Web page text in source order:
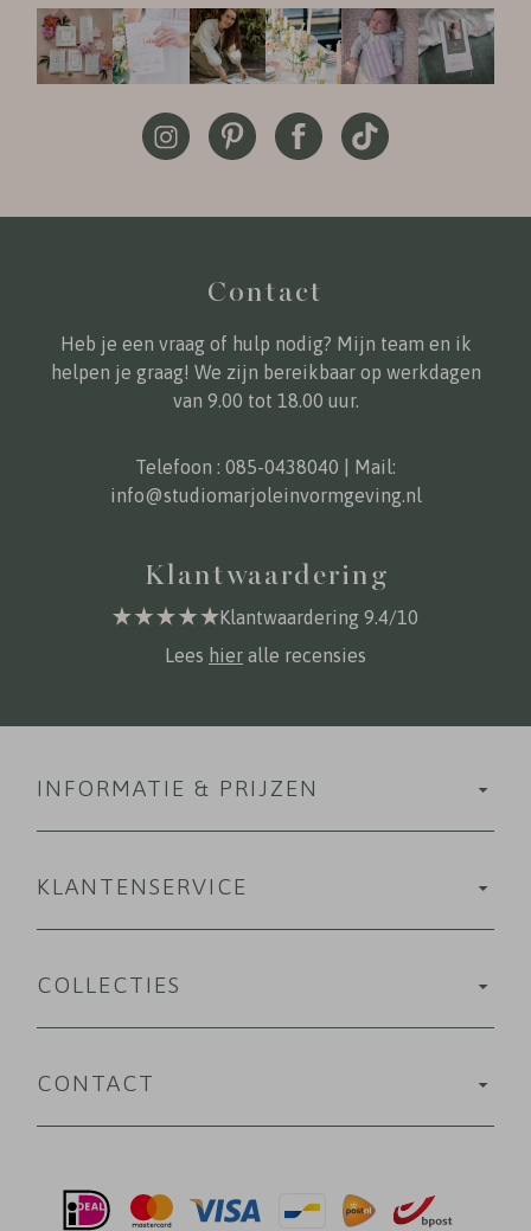
Contact
Heb je een vraag of hulp nodig? Mijn team en ik
helpen je graag! We zijn bereikbaar op werkdagen
van 9.00 tot 18.00 uur.
Telefoon : 085-0438040 | Mail:
info@studiomarjoleinvormgeving.nl
Klantwaardering
Klantwaardering 9.4/10
Lees hier alle recensies
INFORMATIE & PRIJZEN
KLANTENSERVICE
COLLECTIES
CONTACT